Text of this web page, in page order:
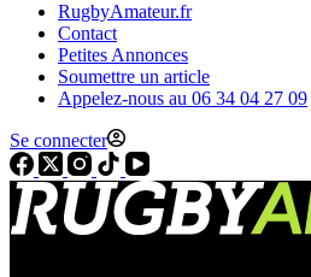
RugbyAmateur.fr
Contact
Petites Annonces
Soumettre un article
Appelez-nous au 06 34 04 27 09
Se connecter